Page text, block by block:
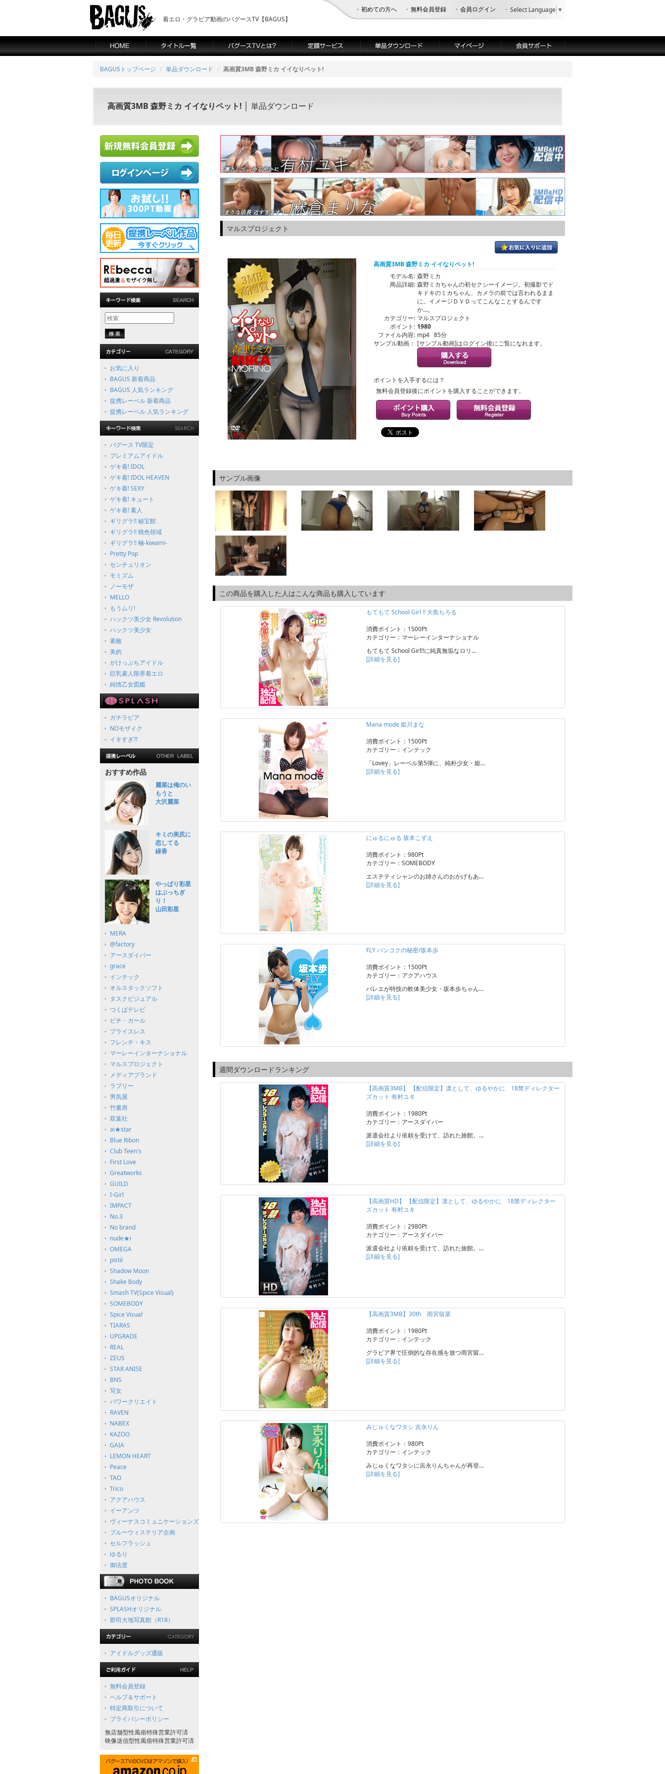
着エロ・グラビア動画のバグースTV【BAGUS】
初めての方へ 無料会員登録 会員ログイン Select Language ▼
BAGUSトップページ 単品ダウンロード 高画質3MB 森野ミカ イイなりペット!
高画質3MB 森野ミカ イイなりペット! │ 単品ダウンロード
お気に入り
BAGUS 新着商品
BAGUS 人気ランキング
提携レーベル 新着商品
提携レーベル 人気ランキング
バグース TV限定
プレミアムアイドル
ゲキ着! IDOL
ゲキ着! IDOL HEAVEN
ゲキ着! SEXY
ゲキ着! キュート
ゲキ着! 素人
ギリグラ!! 秘宝館
ギリグラ!! 桃色領域
ギリグラ!! 極-kiwami-
Pretty Pop
センチュリオン
モミズム
ノーモザ
MELLO
もうムリ!
ハックツ美少女 Revolution
ハックツ美少女
素敵
美的
がけっぷちアイドル
巨乳素人限界着エロ
純情乙女図鑑
ガチラビア
NOモザイク
イキすぎ?!
おすすめ作品
麗菜は俺のい
もうと
大沢麗菜
キミの美尻に
恋してる
緑香
やっぱり彩星
はぶっちぎ
り！
山田彩星
MERA
@factory
アースダイバー
grace
インテック
オルスタックソフト
タスクビジュアル
つくばテレビ
ピチ・ガール
プライスレス
フレンチ・キス
マーレーインターナショナル
マルスプロジェクト
メディアブランド
ラブリー
男気屋
竹書房
双葉社
ai★star
Blue Ribon
Club Teen's
First Love
Greatworks
GUILD
I-Girl
IMPACT
No.3
No brand
nude★i
OMEGA
pistil
Shadow Moon
Shake Body
Smash TV(Spice Visual)
SOMEBODY
Spice Visual
TIARAS
UPGRADE
REAL
ZEUS
STAR ANISE
BNS
写女
パワークリエイト
RAVEN
NABEX
KAZOO
GAIA
LEMON HEART
Peace
TAO
Trico
アクアハウス
イーアンツ
ヴィーナスコミュニケーションズ
ブルーウィステリア企画
セルフラッシュ
ゆるり
御法度
BAGUSオリジナル
SPLASHオリジナル
郡司大地写真館（R18）
アイドルグッズ通販
無料会員登録
ヘルプ＆サポート
特定商取引について
プライバシーポリシー
無店舗型性風俗特殊営業許可済
映像送信型性風俗特殊営業許可済
マルスプロジェクト
高画質3MB 森野ミカ イイなりペット!
モデル名: 森野ミカ
商品詳細: 森野ミカちゃんの初セクシーイメージ。初撮影でド
キドキのミカちゃん、カメラの前では言われるまま
に。イメージＤＶＤってこんなことするんです
か…。
カテゴリー: マルスプロジェクト
ポイント: 1980
ファイル内容: mp4 85分
サンプル動画： [サンプル動画]はログイン後にご覧になれます。
ポイントを入手するには？
無料会員登録後にポイントを購入することができます。
サンプル画像
この商品を購入した人はこんな商品も購入しています
もてもて School Girl !! 大島ちろる
消費ポイント：1500Pt
カテゴリー：マーレーインターナショナル
もてもて School Girl!!に純真無垢なロリ…
[詳細を見る]
Mana mode 姫川まな
消費ポイント：1500Pt
カテゴリー：インテック
「Lovey」レーベル第5弾に、純朴少女・姫…
[詳細を見る]
にゅるにゅる 坂本こずえ
消費ポイント：980Pt
カテゴリー：SOMEBODY
エステティシャンのお姉さんのおかげもあ…
[詳細を見る]
FLY バンコクの秘密/坂本歩
消費ポイント：1500Pt
カテゴリー：アクアハウス
バレエが特技の軟体美少女・坂本歩ちゃん…
[詳細を見る]
週間ダウンロードランキング
【高画質3MB】 【配信限定】凛として、ゆるやかに 18禁ディレクター
ズカット 有村ユキ
消費ポイント：1980Pt
カテゴリー：アースダイバー
派遣会社より依頼を受けて、訪れた旅館。…
[詳細を見る]
【高画質HD】 【配信限定】凛として、ゆるやかに 18禁ディレクター
ズカット 有村ユキ
消費ポイント：2980Pt
カテゴリー：アースダイバー
派遣会社より依頼を受けて、訪れた旅館。…
[詳細を見る]
【高画質3MB】30th 雨宮留菜
消費ポイント：1980Pt
カテゴリー：インテック
グラビア界で圧倒的な存在感を放つ雨宮留…
[詳細を見る]
みじゅくなワタシ 吉永りん
消費ポイント：980Pt
カテゴリー：インテック
みじゅくなワタシに吉永りんちゃんが再登…
[詳細を見る]